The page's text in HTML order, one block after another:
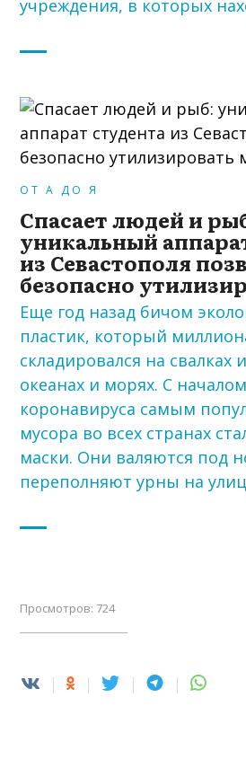
учреждения, в которых
ОТ А ДО Я
Спасает людей и
уникальный
из Севастополя
безопасно
Еще год назад бичом
пластик, который
складировался на свалках
океанах и морях. С
коронавируса самым
мусора во всех странах
маски. Они валяются под
переполняют урны на
Просмотров: 724